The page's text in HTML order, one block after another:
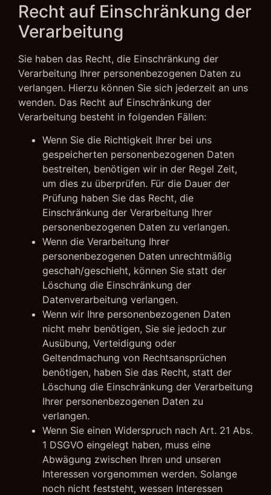
Recht auf Einschränkung der
Verarbeitung
Sie haben das Recht, die Einschränkung der
Verarbeitung Ihrer personenbezogenen Daten zu
verlangen. Hierzu können Sie sich jederzeit an uns
wenden. Das Recht auf Einschränkung der
Verarbeitung besteht in folgenden Fällen:
Wenn Sie die Richtigkeit Ihrer bei uns
gespeicherten personenbezogenen Daten
bestreiten, benötigen wir in der Regel Zeit,
um dies zu überprüfen. Für die Dauer der
Prüfung haben Sie das Recht, die
Einschränkung der Verarbeitung Ihrer
personenbezogenen Daten zu verlangen.
Wenn die Verarbeitung Ihrer
personenbezogenen Daten unrechtmäßig
geschah/geschieht, können Sie statt der
Löschung die Einschränkung der
Datenverarbeitung verlangen.
Wenn wir Ihre personenbezogenen Daten
nicht mehr benötigen, Sie sie jedoch zur
Ausübung, Verteidigung oder
Geltendmachung von Rechtsansprüchen
benötigen, haben Sie das Recht, statt der
Löschung die Einschränkung der Verarbeitung
Ihrer personenbezogenen Daten zu
verlangen.
Wenn Sie einen Widerspruch nach Art. 21 Abs.
1 DSGVO eingelegt haben, muss eine
Abwägung zwischen Ihren und unseren
Interessen vorgenommen werden. Solange
noch nicht feststeht, wessen Interessen